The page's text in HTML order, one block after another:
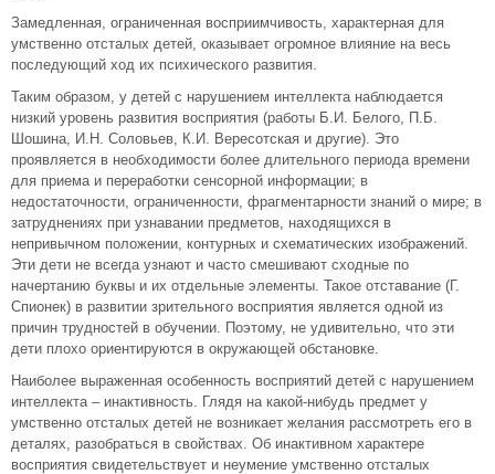
Замедленная, ограниченная восприимчивость, характерная для
умственно отсталых детей, оказывает огромное влияние на весь
последующий ход их психического развития.
Таким образом, у детей с нарушением интеллекта наблюдается
низкий уровень развития восприятия (работы Б.И. Белого, П.Б.
Шошина, И.Н. Соловьев, К.И. Вересотская и другие). Это
проявляется в необходимости более длительного периода времени
для приема и переработки сенсорной информации; в
недостаточности, ограниченности, фрагментарности знаний о мире; в
затруднениях при узнавании предметов, находящихся в
непривычном положении, контурных и схематических изображений.
Эти дети не всегда узнают и часто смешивают сходные по
начертанию буквы и их отдельные элементы. Такое отставание (Г.
Спионек) в развитии зрительного восприятия является одной из
причин трудностей в обучении. Поэтому, не удивительно, что эти
дети плохо ориентируются в окружающей обстановке.
Наиболее выраженная особенность восприятий детей с нарушением
интеллекта – инактивность. Глядя на какой-нибудь предмет у
умственно отсталых детей не возникает желания рассмотреть его в
деталях, разобраться в свойствах. Об инактивном характере
восприятия свидетельствует и неумение умственно отсталых